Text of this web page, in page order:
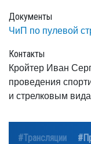
Документы
ЧиП по пулевой
Контакты
Кройтер Иван
проведения
и стрелковым
#Трансляции